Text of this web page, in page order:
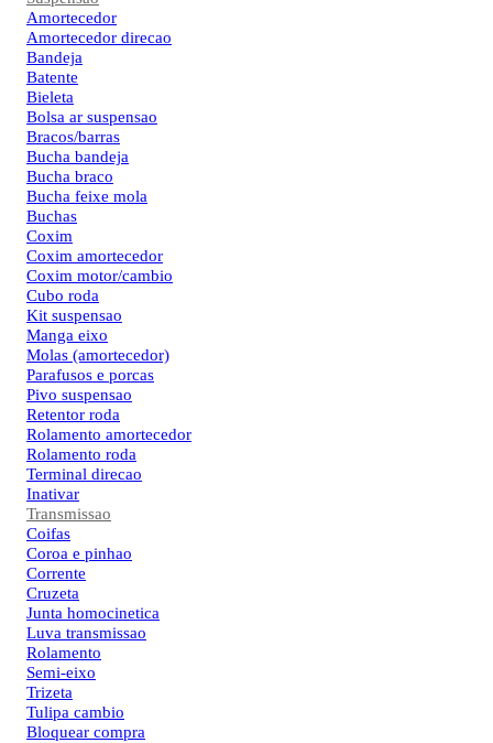
Amortecedor
Amortecedor direcao
Bandeja
Batente
Bieleta
Bolsa ar suspensao
Bracos/barras
Bucha bandeja
Bucha braco
Bucha feixe mola
Buchas
Coxim
Coxim amortecedor
Coxim motor/cambio
Cubo roda
Kit suspensao
Manga eixo
Molas (amortecedor)
Parafusos e porcas
Pivo suspensao
Retentor roda
Rolamento amortecedor
Rolamento roda
Terminal direcao
Inativar
Transmissao
Coifas
Coroa e pinhao
Corrente
Cruzeta
Junta homocinetica
Luva transmissao
Rolamento
Semi-eixo
Trizeta
Tulipa cambio
Bloquear compra